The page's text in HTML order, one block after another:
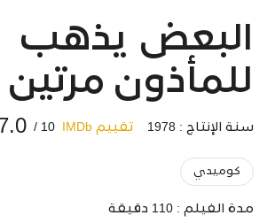
البعض يذهب
للمأذون مرتين
سنة الإنتاج : 1978 تقييم IMDb 10 /
7.0
كوميدي
مدة الفيلم : 110 دقيقة